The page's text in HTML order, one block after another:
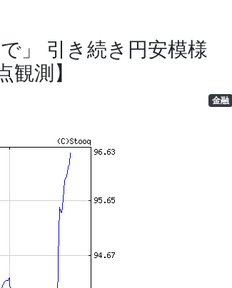
」 引き続き円安模様
測】
金融